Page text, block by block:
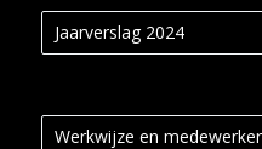
Jaarverslag 2024
Werkwijze en